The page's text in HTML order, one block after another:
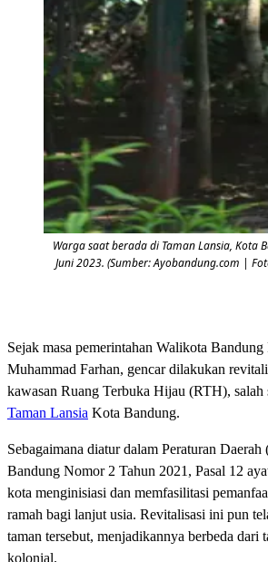
Warga saat berada di Taman Lansia, Kota
Juni 2023. (Sumber: Ayobandung.com |
Sejak masa pemerintahan Walikota
Muhammad Farhan, gencar dilakukan
kawasan Ruang Terbuka Hijau (RTH), salah
Taman Lansia Kota Bandung.
Sebagaimana diatur dalam Peraturan
Bandung Nomor 2 Tahun 2021, Pasal 12
kota menginisiasi dan memfasilitasi
ramah bagi lanjut usia. Revitalisasi ini pun
taman tersebut, menjadikannya berbeda dari
kolonial.